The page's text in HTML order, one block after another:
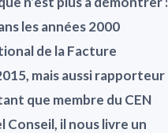
les années 2000
de la Facture
mais aussi rapporteur
que membre du CEN
Conseil, il nous livre un